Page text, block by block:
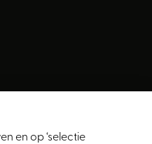
en op ‘selectie